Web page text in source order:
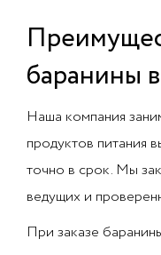
баранины
Наша компания
продуктов питания
точно в срок. Мы
ведущих и
При заказе